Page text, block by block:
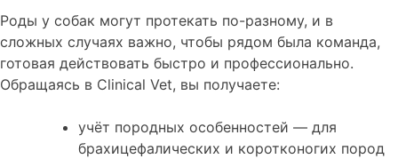
Роды у собак могут протекать по-разному, и в
сложных случаях важно, чтобы рядом была команда,
готовая действовать быстро и профессионально.
Обращаясь в Clinical Vet, вы получаете:
учёт породных особенностей — для
брахицефалических и коротконогих пород